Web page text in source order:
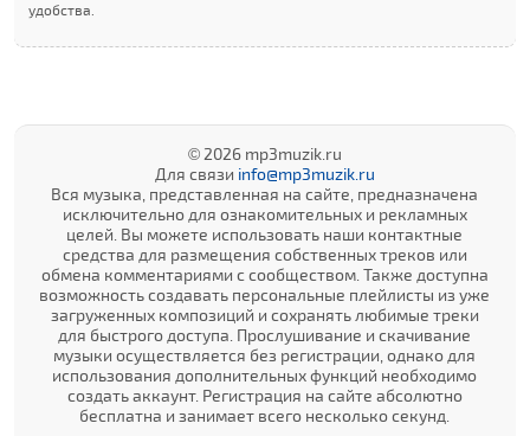
удобства.
© 2026 mp3muzik.ru
Для связи info@mp3muzik.ru
Вся музыка, представленная на сайте, предназначена
исключительно для ознакомительных и рекламных
целей. Вы можете использовать наши контактные
средства для размещения собственных треков или
обмена комментариями с сообществом. Также доступна
возможность создавать персональные плейлисты из уже
загруженных композиций и сохранять любимые треки
для быстрого доступа. Прослушивание и скачивание
музыки осуществляется без регистрации, однако для
использования дополнительных функций необходимо
создать аккаунт. Регистрация на сайте абсолютно
бесплатна и занимает всего несколько секунд.